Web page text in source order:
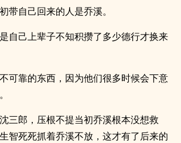
带自己回来的人是乔溪。
自己上辈子不知积攒了多少德行才换来
可靠的东西，因为他们很多时候会下意
三郎，压根不提当初乔溪根本没想救
智死死抓着乔溪不放，这才有了后来的